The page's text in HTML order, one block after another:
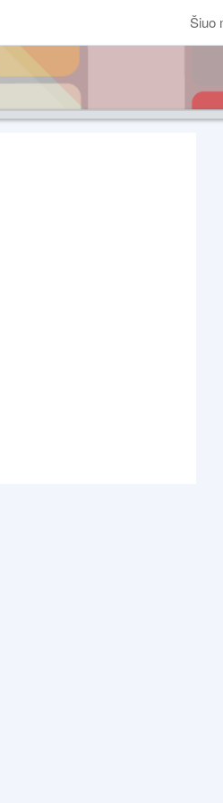
Šiuo